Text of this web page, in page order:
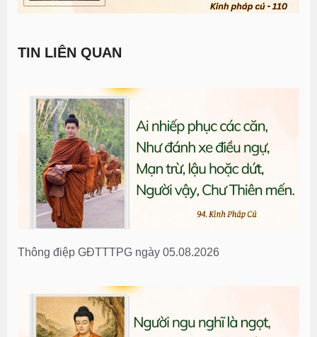
TIN LIÊN QUAN
Thông điệp GĐTTTPG ngày 05.08.2026